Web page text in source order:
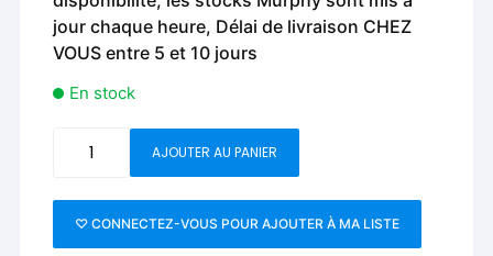
jour chaque heure, Délai de livraison CHEZ
VOUS entre 5 et 10 jours
En stock
SUPER
BRIGHT
AJOUTER AU PANIER
♡ CONNECTEZ-VOUS POUR AJOUTER À MA LISTE